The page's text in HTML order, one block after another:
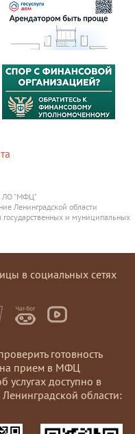
ЛО "МФЦ"
Ленинградской области
и муниципальных
в социальных сетях
готовность
на прием в МФЦ
услугах доступно в
области: